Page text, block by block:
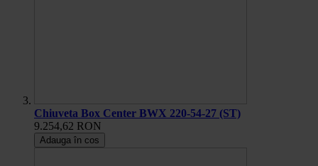
Chiuveta Box Center BWX 220-54-27 (ST)
9.254,62 RON
Adauga în cos